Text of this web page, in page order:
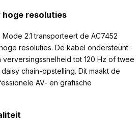
resoluties
2.1 transporteert de AC7452
resoluties. De kabel ondersteunt
verversingssnelheid tot 120 Hz of twee
chain-opstelling. Dit maakt de
AV- en grafische